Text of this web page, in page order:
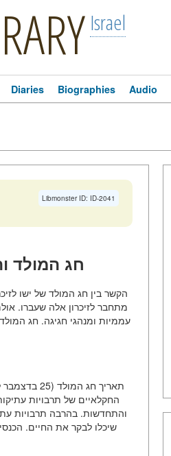
Israel
Diaries Biographies Audio
Libmonster ID: ID-2041
חג המולד
הקשר בין חג המולד של ישו
מתחבר לזיכרון אלה שעברו.
עממיות ומנהגי חגיגה. חג
החקלאיים של תרבויות
והתחדשות. בהרבה תרבויות
שיכלו לבקר את החיים.